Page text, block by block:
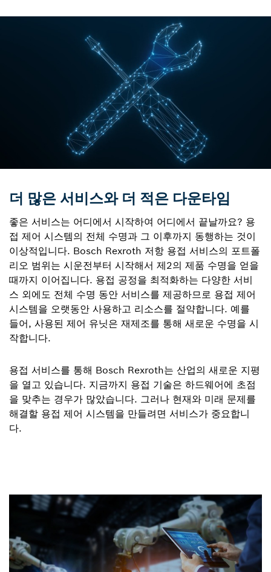
더 많은 서비스와 더 적은 다운타임
좋은 서비스는 어디에서 시작하여 어디에서 끝날까요? 용
접 제어 시스템의 전체 수명과 그 이후까지 동행하는 것이
이상적입니다. Bosch Rexroth 저항 용접 서비스의 포트폴
리오 범위는 시운전부터 시작해서 제2의 제품 수명을 얻을
때까지 이어집니다. 용접 공정을 최적화하는 다양한 서비
스 외에도 전체 수명 동안 서비스를 제공하므로 용접 제어
시스템을 오랫동안 사용하고 리소스를 절약합니다. 예를
들어, 사용된 제어 유닛은 재제조를 통해 새로운 수명을 시
작합니다.
용접 서비스를 통해 Bosch Rexroth는 산업의 새로운 지평
을 열고 있습니다. 지금까지 용접 기술은 하드웨어에 초점
을 맞추는 경우가 많았습니다. 그러나 현재와 미래 문제를
해결할 용접 제어 시스템을 만들려면 서비스가 중요합니
다.